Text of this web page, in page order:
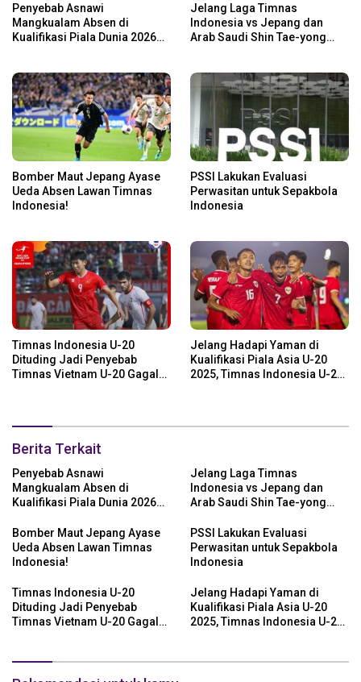
Penyebab Asnawi
Mangkualam Absen di
Kualifikasi Piala Dunia 2026
dan Arab Saudi
Jelang Laga Timnas
Indonesia vs Jepang dan
Arab Saudi Shin Tae-yong
Bomber Maut Jepang Ayase
Ueda Absen Lawan Timnas
Indonesia!
PSSI Lakukan Evaluasi
Perwasitan untuk Sepakbola
Indonesia
Timnas Indonesia U-20
Dituding Jadi Penyebab
Timnas Vietnam U-20 Gagal
Jelang Hadapi Yaman di
Kualifikasi Piala Asia U-20
2025, Timnas Indonesia U-20
Berita Terkait
Penyebab Asnawi
Mangkualam Absen di
Kualifikasi Piala Dunia 2026
Timnas Indonesia vs Jepang
dan Arab Saudi
Jelang Laga Timnas
Indonesia vs Jepang dan
Arab Saudi Shin Tae-yong
Baru,Nomor 1 Bek Bengal!
Bomber Maut Jepang Ayase
Ueda Absen Lawan Timnas
Indonesia!
PSSI Lakukan Evaluasi
Perwasitan untuk Sepakbola
Indonesia
Timnas Indonesia U-20
Dituding Jadi Penyebab
Timnas Vietnam U-20 Gagal
Jelang Hadapi Yaman di
Kualifikasi Piala Asia U-20
2025, Timnas Indonesia U-20